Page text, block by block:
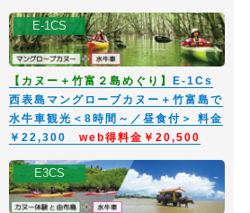
E-1CS
【カヌー＋竹富２島めぐり】
E-1Cs
西表島マングローブカヌー＋竹富島で
水牛車観光＜8時間～／昼食付＞ 料金
￥22,300 web得料金￥20,500
E3CS